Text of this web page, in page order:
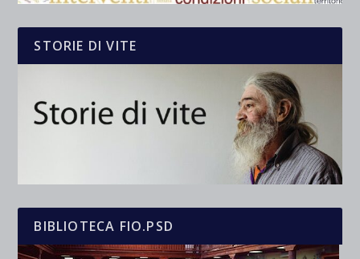
STORIE DI VITE
BIBLIOTECA FIO.PSD